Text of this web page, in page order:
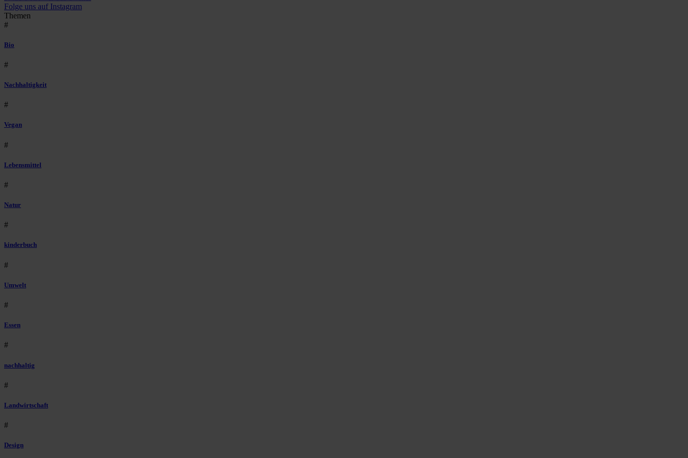
Folge uns auf Instagram
Themen
#
Bio
#
Nachhaltigkeit
#
Vegan
#
Lebensmittel
#
Natur
#
kinderbuch
#
Umwelt
#
Essen
#
nachhaltig
#
Landwirtschaft
#
Design